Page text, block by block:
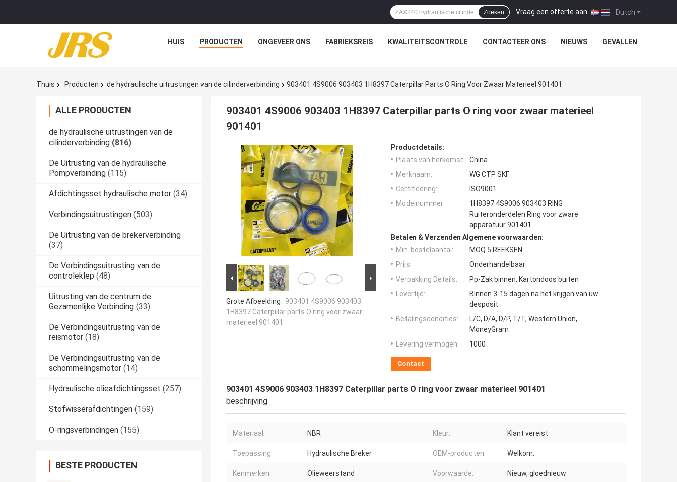
Dutch
Vraag een offerte aan |
Zoeken
HUIS PRODUCTEN ONGEVEER ONS FABRIEKSREIS KWALITEITSCONTROLE CONTACTEER ONS NIEUWS GEVALLEN
Thuis Producten de hydraulische uitrustingen van de cilinderverbinding 903401 4S9006 903403 1H8397 Caterpillar Parts O Ring Voor Zwaar Materieel 901401
ALLE PRODUCTEN
de hydraulische uitrustingen van de
cilinderverbinding (816)
De Uitrusting van de hydraulische
Pompverbinding (115)
Afdichtingsset hydraulische motor (34)
Verbindingsuitrustingen (503)
De Uitrusting van de brekerverbinding
(37)
De Verbindingsuitrusting van de
controleklep (48)
Uitrusting van de centrum de
Gezamenlijke Verbinding (33)
De Verbindingsuitrusting van de
reismotor (18)
De Verbindingsuitrusting van de
schommelingsmotor (14)
Hydraulische olieafdichtingsset (257)
Stofwisserafdichtingen (159)
O-ringsverbindingen (155)
BESTE PRODUCTEN
903401 4S9006 903403 1H8397 Caterpillar parts O ring voor zwaar materieel
901401
Grote Afbeelding : 903401 4S9006 903403
1H8397 Caterpillar parts O ring voor zwaar
materieel 901401
Productdetails:
Plaats van herkomst:
China
Merknaam:
WG CTP SKF
Certificering:
ISO9001
Modelnummer:
1H8397 4S9006 903403 RING
Ruiteronderdelen Ring voor zware
apparatuur 901401
Betalen & Verzenden Algemene voorwaarden:
Min. bestelaantal:
MOQ 5 REEKSEN
Prijs:
Onderhandelbaar
Verpakking Details:
Pp-Zak binnen, Kartondoos buiten
Levertijd:
Binnen 3-15 dagen na het krijgen van uw
desposit
Betalingscondities:
L/C, D/A, D/P, T/T, Western Union,
MoneyGram
Levering vermogen:
1000
Contact
903401 4S9006 903403 1H8397 Caterpillar parts O ring voor zwaar materieel 901401
beschrijving
Materiaal: NBR Kleur: Klant vereist
Toepassing: Hydraulische Breker OEM-producten: Welkom.
Kenmerken: Olieweerstand Voorwaarde: Nieuw, gloednieuw